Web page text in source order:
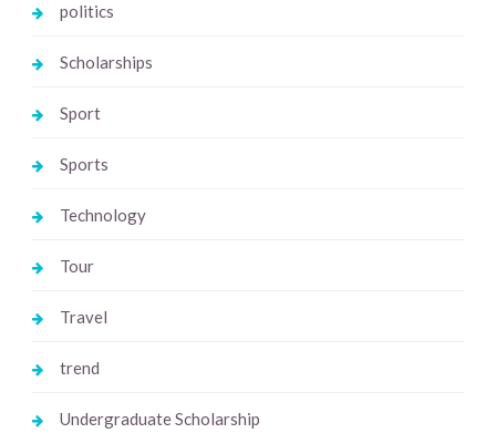
politics
Scholarships
Sport
Sports
Technology
Tour
Travel
trend
Undergraduate Scholarship